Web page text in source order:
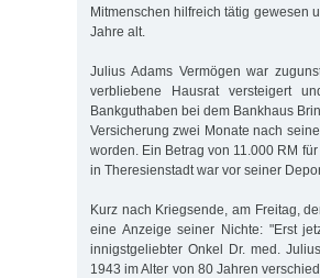
Mitmenschen hilfreich tätig gewesen
Jahre alt.
Julius Adams Vermögen war
verbliebene Hausrat versteigert
Bankguthaben bei dem Bankhaus
Versicherung zwei Monate nach
worden. Ein Betrag von 11.000 RM
in Theresienstadt war vor seiner
Kurz nach Kriegsende, am Freitag,
eine Anzeige seiner Nichte: "Erst
innigstgeliebter Onkel Dr. med.
1943 im Alter von 80 Jahren